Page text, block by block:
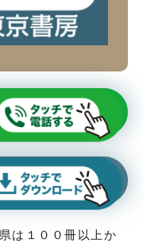
は１００冊以上か